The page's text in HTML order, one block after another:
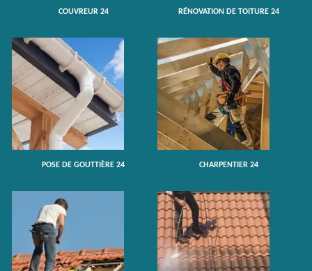
COUVREUR 24 RÉNOVATION DE TOITURE 24
POSE DE GOUTTIÈRE 24 CHARPENTIER 24